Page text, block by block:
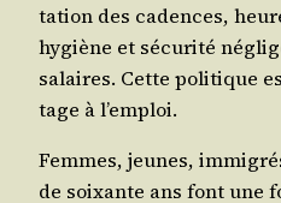
ta­tion des cadences,
hygiène et sécu­ri­té
salaires. Cette poli­tique
tage à l’emploi.
Femmes, jeunes,
de soixante ans font une